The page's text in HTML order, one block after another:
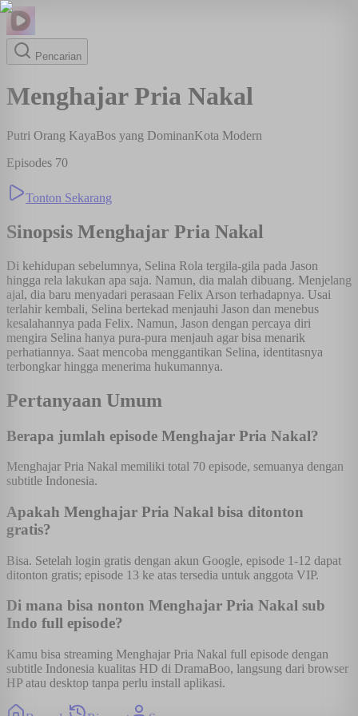
Pencarian
Menghajar Pria Nakal
Putri Orang KayaBos yang DominanKota Modern
Episodes 70
Tonton Sekarang
Sinopsis Menghajar Pria Nakal
Di kehidupan sebelumnya, Selina Rola tergila-gila pada Jason
hingga rela lakukan apa saja. Namun, dia malah dibuang. Menjelang
ajal, dia baru menyadari perasaan Felix Arson terhadapnya. Usai
terlahir kembali, Selina bertekad menjauhi Jason dan menebus
kesalahannya pada Felix. Namun, Jason dengan percaya diri
mengira Selina hanya pura-pura menjauh agar bisa menarik
perhatiannya. Saat mencoba menggantikan Selina, identitasnya
terbongkar hingga menerima hukumannya.
Pertanyaan Umum
Berapa jumlah episode Menghajar Pria Nakal?
Menghajar Pria Nakal memiliki total 70 episode, semuanya dengan
subtitle Indonesia.
Apakah Menghajar Pria Nakal bisa ditonton
gratis?
Bisa. Setelah login gratis dengan akun Google, episode 1-12 dapat
ditonton gratis; episode 13 ke atas tersedia untuk anggota VIP.
Di mana bisa nonton Menghajar Pria Nakal sub
Indo full episode?
Kamu bisa streaming Menghajar Pria Nakal full episode dengan
subtitle Indonesia kualitas HD di DramaBoo, langsung dari browser
HP atau desktop tanpa perlu install aplikasi.